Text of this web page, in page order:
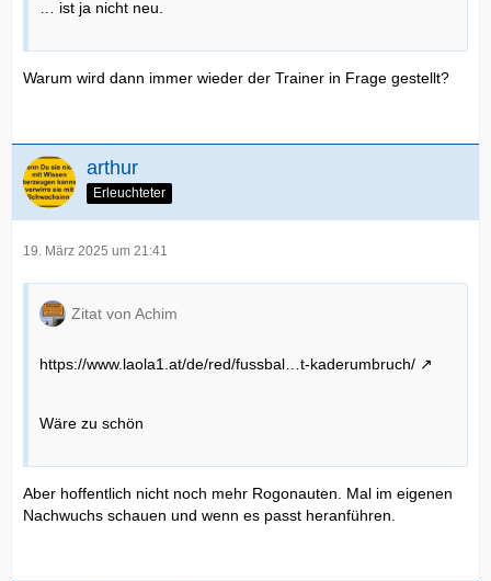
… ist ja nicht neu.
Warum wird dann immer wieder der Trainer in Frage gestellt?
arthur
Erleuchteter
19. März 2025 um 21:41
Zitat von Achim
https://www.laola1.at/de/red/fussbal…t-kaderumbruch/
Wäre zu schön
Aber hoffentlich nicht noch mehr Rogonauten. Mal im eigenen
Nachwuchs schauen und wenn es passt heranführen.